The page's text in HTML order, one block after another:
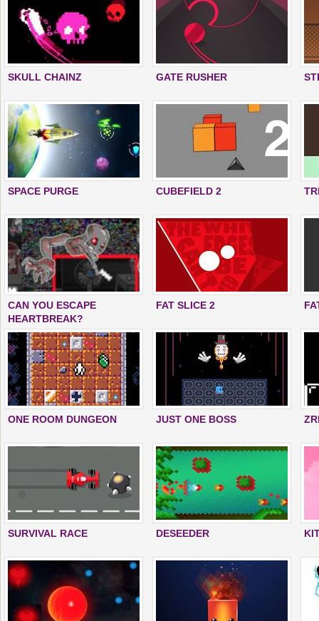
SKULL CHAINZ GATE RUSHER
SPACE PURGE CUBEFIELD 2
CAN YOU ESCAPE
HEARTBREAK?
FAT SLICE 2
ONE ROOM DUNGEON JUST ONE BOSS
SURVIVAL RACE DESEEDER